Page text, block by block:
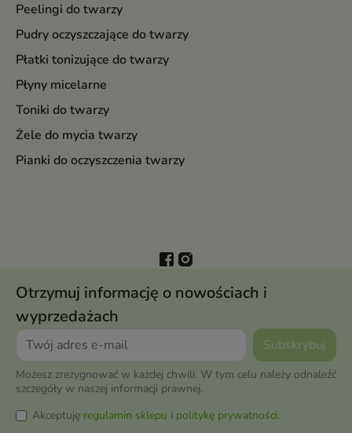
Peelingi do twarzy
Pudry oczyszczające do twarzy
Płatki tonizujące do twarzy
Płyny micelarne
Toniki do twarzy
Żele do mycia twarzy
Pianki do oczyszczenia twarzy
Otrzymuj informację o nowościach i
wyprzedażach
Możesz zrezygnować w każdej chwili. W tym celu należy odnaleźć
szczegóły w naszej informacji prawnej.
Akceptuję regulamin sklepu i politykę prywatności.